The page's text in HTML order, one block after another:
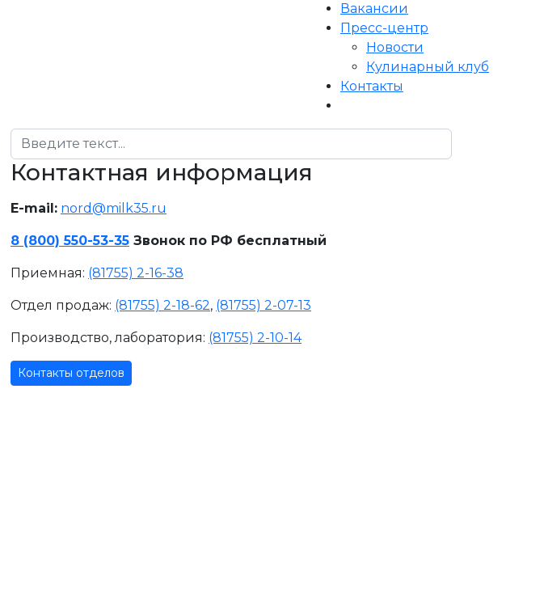
Вакансии
Пресс-центр
Новости
Кулинарный клуб
Контакты
Поиск
Контактная информация
E-mail: nord@milk35.ru
8 (800) 550-53-35 Звонок по РФ бесплатный
Приемная: (81755) 2-16-38
Отдел продаж: (81755) 2-18-62, (81755) 2-07-13
Производство, лаборатория: (81755) 2-10-14
Контакты отделов